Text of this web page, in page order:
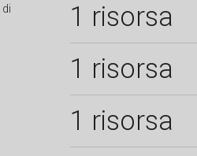
di 1 risorsa
1 risorsa
1 risorsa